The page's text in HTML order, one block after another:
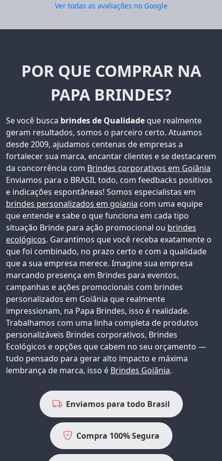
Ver todas as avaliações no Google
POR QUE COMPRAR NA
PAPA BRINDES?
Se você busca brindes de Qualidade que realmente
geram resultados, somos o parceiro certo. Atuamos
desde 2009, ajudamos centenas de empresas a
fortalecer sua marca, encantar clientes e se destacarem
da concorrência com Brindes corporativos em Goiânia
Enviamos para o BRASIL todo, com feedbacks positivos
e indicações espontâneas! Somos especialistas em
brindes personalizados em goiania com uma equipe
que entende e sabe o que funciona em cada tipo
situação Brinde para ação promocional ou brindes
ecológicos. Garantimos que você receba exatamente o
que foi combinado, no prazo certo e com a qualidade
que a sua empresa merece. Imagine sua empresa
marcando presença em Brindes para eventos,
campanhas e ações promocionais com brindes
personalizados em Goiânia que realmente
impressionam, na Papa Brindes, isso é realidade.
Trabalhamos com uma linha completa de produtos
personalizáveis Brindes corporativos, Brindes
Ecológicos e opções que cabem no seu orçamento —
tudo pensado para gerar alto impacto e máxima
lembrança de marca, isso é Brindes Goiânia.
Enviamos para todo Brasil
Compra 100% Segura